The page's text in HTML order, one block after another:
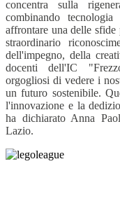
concentra sulla
combinando
affrontare una delle sfide
straordinario
dell'impegno, della
docenti dell'IC
orgogliosi di vedere i
un futuro sostenibile.
l'innovazione e la
ha dichiarato Anna
Lazio.